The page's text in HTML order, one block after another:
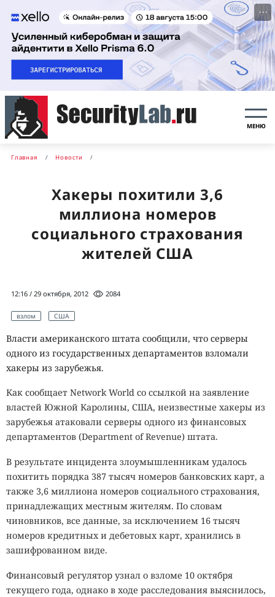
···
МЕНЮ
Главная Новости
Хакеры похитили 3,6
миллиона номеров
социального страхования
жителей США
12:16 / 29 октября, 2012 2084
взлом США
Власти американского штата сообщили, что серверы
одного из государственных департаментов взломали
хакеры из зарубежья.
Как сообщает Network World со ссылкой на заявление
властей Южной Каролины, США, неизвестные хакеры из
зарубежья атаковали серверы одного из финансовых
департаментов (Department of Revenue) штата.
В результате инцидента злоумышленникам удалось
похитить порядка 387 тысяч номеров банковских карт, а
также 3,6 миллиона номеров социального страхования,
принадлежащих местным жителям. По словам
чиновников, все данные, за исключением 16 тысяч
номеров кредитных и дебетовых карт, хранились в
зашифрованном виде.
Финансовый регулятор узнал о взломе 10 октября
текущего года, однако в ходе расследования выяснилось,